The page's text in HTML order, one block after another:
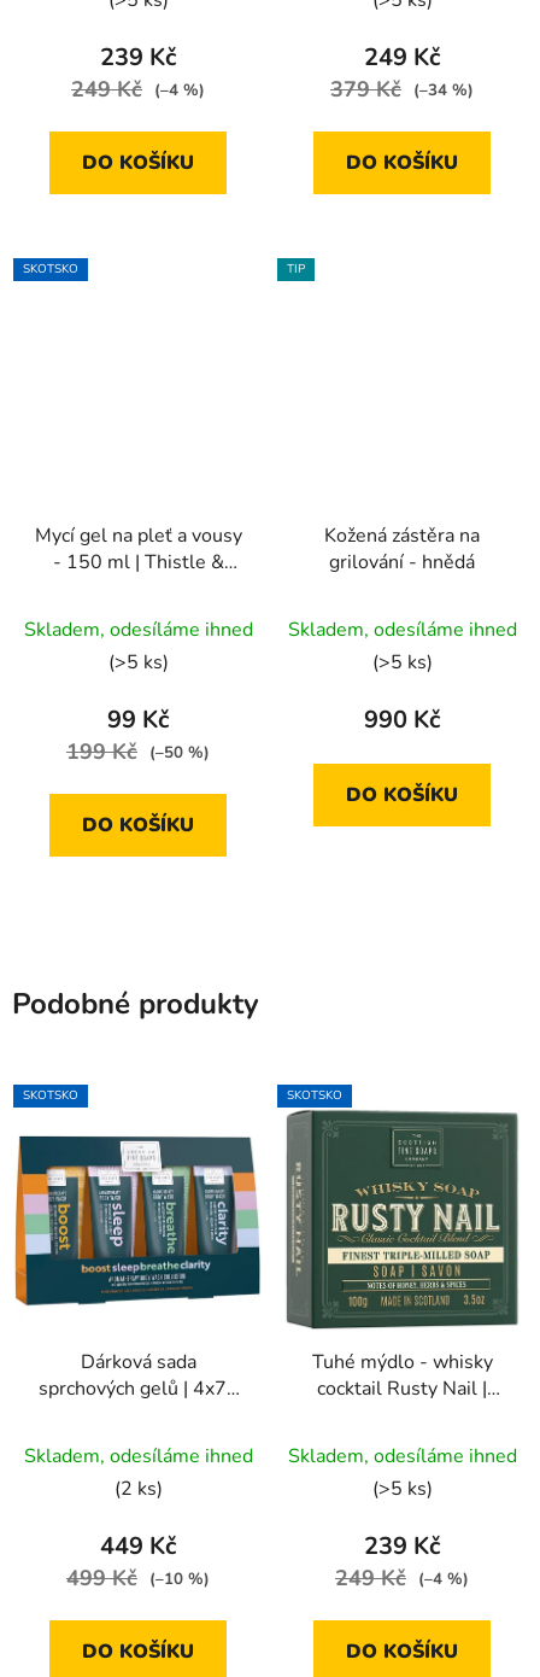
239 Kč
249 Kč (–4 %)
DO KOŠÍKU
249 Kč
379 Kč (–34 %)
DO KOŠÍKU
SKOTSKO
Mycí gel na pleť a vousy
- 150 ml | Thistle &
Skladem, odesíláme ihned
(>5 ks)
99 Kč
199 Kč (–50 %)
DO KOŠÍKU
TIP
Kožená zástěra na
grilování - hnědá
hodnocení
produktu
je
z
5
Skladem, odesíláme ihned
(>5 ks)
990 Kč
DO KOŠÍKU
Podobné produkty
SKOTSKO
Dárková sada
sprchových gelů | 4x75
Skladem, odesíláme ihned
(2 ks)
449 Kč
499 Kč (–10 %)
DO KOŠÍKU
SKOTSKO
Tuhé mýdlo - whisky
cocktail Rusty Nail |
Skladem, odesíláme ihned
(>5 ks)
239 Kč
249 Kč (–4 %)
DO KOŠÍKU